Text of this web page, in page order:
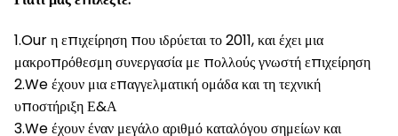
1.Our η επιχείρηση που ιδρύεται το 2011, και έχει μια
μακροπρόθεσμη συνεργασία με πολλούς γνωστή επιχείρηση
2.We έχουν μια επαγγελματική ομάδα και τη τεχνική
υποστήριξη Ε&Α
3.We έχουν έναν μεγάλο αριθμό καταλόγου σημείων και